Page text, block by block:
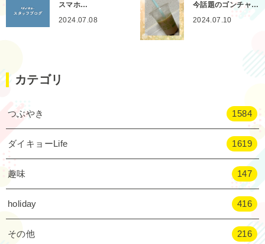
スマホ…
2024.07.08
今話題のゴンチャ…
2024.07.10
カテゴリ
つぶやき 1584
ダイキョーLife 1619
趣味 147
holiday 416
その他 216